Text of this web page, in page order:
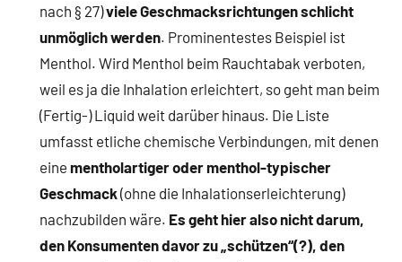
nach § 27)viele Geschmacksrichtungen schlicht
unmöglich werden. Prominentestes Beispiel ist
Menthol. Wird Menthol beim Rauchtabak verboten,
weil es ja die Inhalation erleichtert, so geht man beim
(Fertig-) Liquid weit darüber hinaus. Die Liste
umfasst etliche chemische Verbindungen, mit denen
eine mentholartiger oder menthol-typischer
Geschmack(ohne die Inhalationserleichterung)
nachzubilden wäre. Es geht hier also nicht darum,
den Konsumenten davor zu „schützen“(?), den